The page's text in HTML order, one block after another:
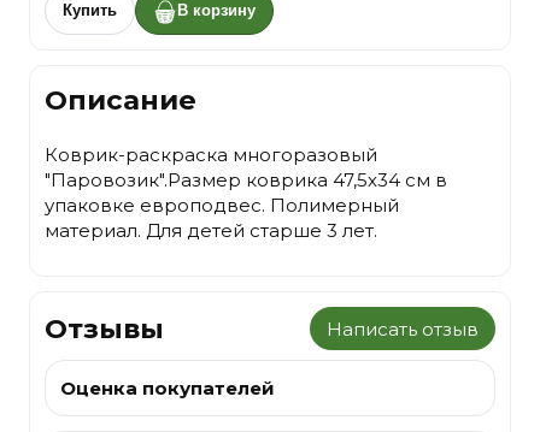
Купить В корзину
Описание
Коврик-раскраска многоразовый
"Паровозик".Размер коврика 47,5х34 см в
упаковке европодвес. Полимерный
материал. Для детей старше 3 лет.
Отзывы Написать отзыв
Оценка покупателей